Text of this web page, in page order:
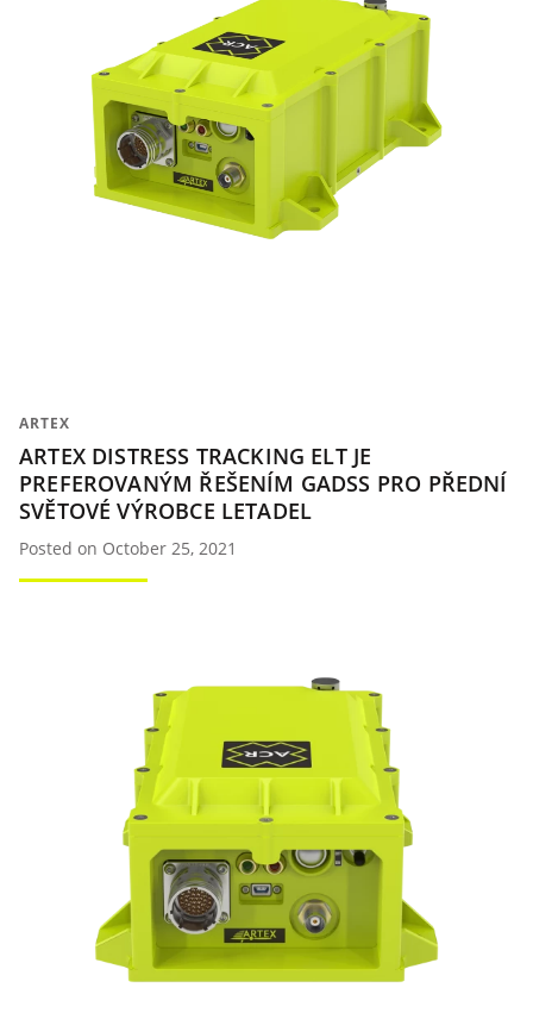
ARTEX
ARTEX DISTRESS TRACKING ELT JE
PREFEROVANÝM ŘEŠENÍM GADSS PRO PŘEDNÍ
SVĚTOVÉ VÝROBCE LETADEL
Posted on October 25, 2021